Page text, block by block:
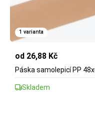
1 varianta
od 26,88 Kč
Páska samolepicí PP
Skladem